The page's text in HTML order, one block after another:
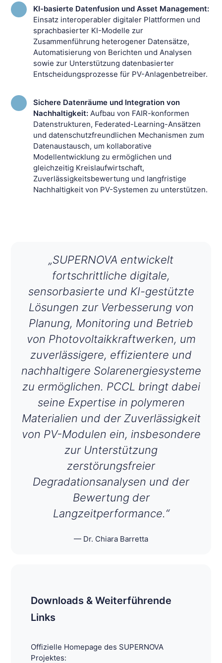
KI-basierte Datenfusion und Asset Management:
Einsatz interoperabler digitaler Plattformen und
sprachbasierter KI-Modelle zur
Zusammenführung heterogener Datensätze,
Automatisierung von Berichten und Analysen
sowie zur Unterstützung datenbasierter
Entscheidungsprozesse für PV-Anlagenbetreiber.
Sichere Datenräume und Integration von
Nachhaltigkeit: Aufbau von FAIR-konformen
Datenstrukturen, Federated-Learning-Ansätzen
und datenschutzfreundlichen Mechanismen zum
Datenaustausch, um kollaborative
Modellentwicklung zu ermöglichen und
gleichzeitig Kreislaufwirtschaft,
Zuverlässigkeitsbewertung und langfristige
Nachhaltigkeit von PV-Systemen zu unterstützen.
„SUPERNOVA entwickelt
fortschrittliche digitale,
sensorbasierte und KI-gestützte
Lösungen zur Verbesserung von
Planung, Monitoring und Betrieb
von Photovoltaikkraftwerken, um
zuverlässigere, effizientere und
nachhaltigere Solarenergiesysteme
zu ermöglichen. PCCL bringt dabei
seine Expertise in polymeren
Materialien und der Zuverlässigkeit
von PV-Modulen ein, insbesondere
zur Unterstützung
zerstörungsfreier
Degradationsanalysen und der
Bewertung der
Langzeitperformance.“
Dr. Chiara Barretta
Downloads & Weiterführende
Links
Offizielle Homepage des SUPERNOVA
Projektes: